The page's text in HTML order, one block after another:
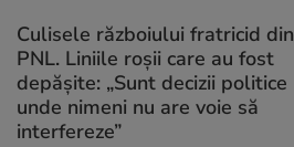
Culisele războiului fratricid din
PNL. Liniile roșii care au fost
depășite: „Sunt decizii politice
unde nimeni nu are voie să
interfereze”